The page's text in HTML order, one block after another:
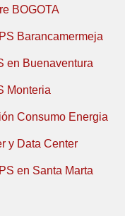
BOGOTA
Barancamermeja
en Buenaventura
Monteria
Consumo Energia
y Data Center
en Santa Marta